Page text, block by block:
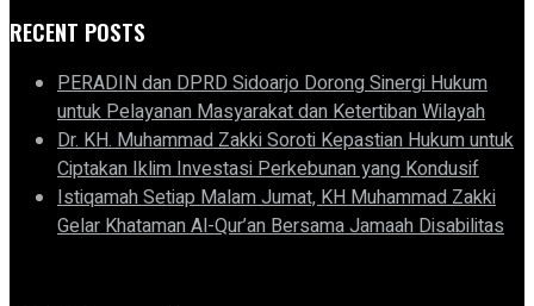
RECENT POSTS
PERADIN dan DPRD Sidoarjo Dorong Sinergi Hukum
untuk Pelayanan Masyarakat dan Ketertiban Wilayah
Dr. KH. Muhammad Zakki Soroti Kepastian Hukum untuk
Ciptakan Iklim Investasi Perkebunan yang Kondusif
Istiqamah Setiap Malam Jumat, KH Muhammad Zakki
Gelar Khataman Al-Qur’an Bersama Jamaah Disabilitas